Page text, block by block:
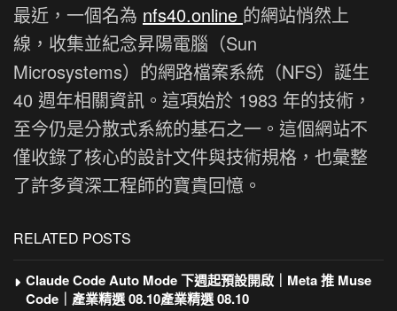
最近，一個名為 nfs40.online 的網站悄然上
線，收集並紀念昇陽電腦（Sun
Microsystems）的網路檔案系統（NFS）誕生
40 週年相關資訊。這項始於 1983 年的技術，
至今仍是分散式系統的基石之一。這個網站不
僅收錄了核心的設計文件與技術規格，也彙整
了許多資深工程師的寶貴回憶。
RELATED POSTS
Claude Code Auto Mode 下週起預設開啟｜Meta 推 Muse
Code｜產業精選 08.10產業精選 08.10